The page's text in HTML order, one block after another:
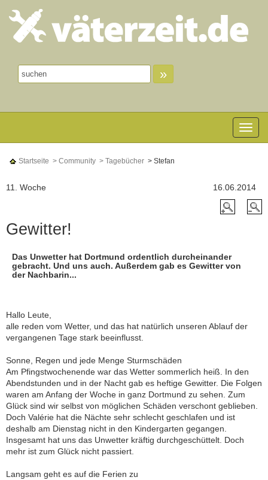
»
Toggle
Startseite > Community > Tagebücher > Stefan
16.06.2014
11. Woche
Gewitter!
Das Unwetter hat Dortmund ordentlich durcheinander
gebracht. Und uns auch. Außerdem gab es Gewitter von
der Nachbarin...
Hallo Leute,
alle reden vom Wetter, und das hat natürlich unseren Ablauf der
vergangenen Tage stark beeinflusst.
Sonne, Regen und jede Menge Sturmschäden
Am Pfingstwochenende war das Wetter sommerlich heiß. In den
Abendstunden und in der Nacht gab es heftige Gewitter. Die Folgen
waren am Anfang der Woche in ganz Dortmund zu sehen. Zum
Glück sind wir selbst von möglichen Schäden verschont geblieben.
Doch Valérie hat die Nächte sehr schlecht geschlafen und ist
deshalb am Dienstag nicht in den Kindergarten gegangen.
Insgesamt hat uns das Unwetter kräftig durchgeschüttelt. Doch
mehr ist zum Glück nicht passiert.
Langsam geht es auf die Ferien zu